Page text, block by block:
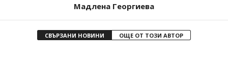
Мадлена Георгиева
СВЪРЗАНИ НОВИНИ ОЩЕ ОТ ТОЗИ АВТОР